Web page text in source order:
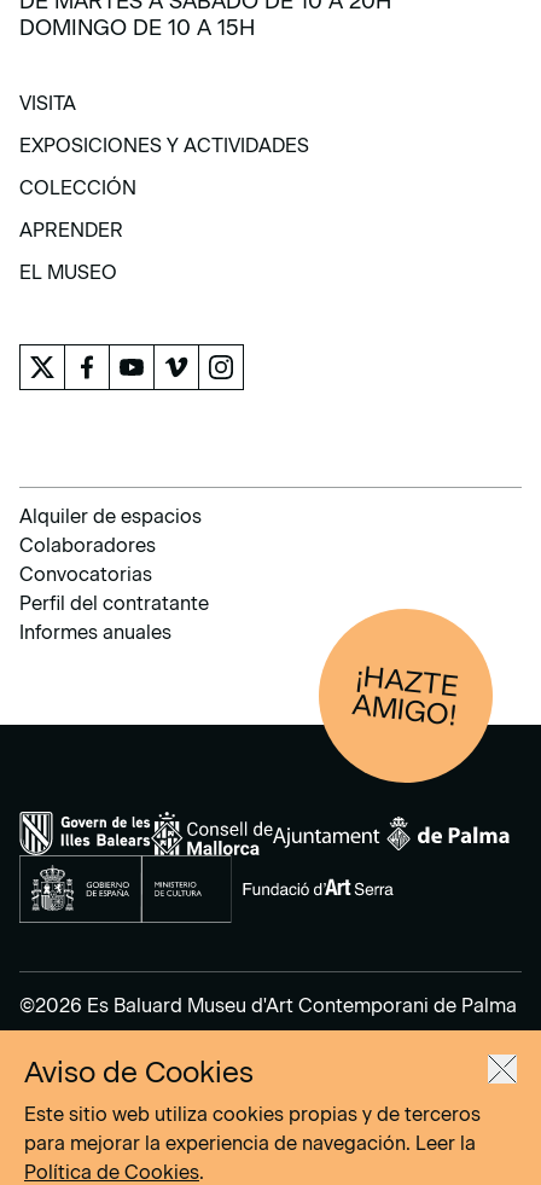
DOMINGO DE 10 A 15H
VISITA
VISITA
EXPOSICIONES Y ACTIVIDADES
EXPOSICIONES Y ACTIVIDADES
COLECCIÓN
COLECCIÓN
APRENDER
APRENDER
EL MUSEO
Alquiler de espacios
Colaboradores
Convocatorias
Perfil del contratante
Informes anuales
¡HAZTE
AM
IGO!
©2026 Es Baluard Museu d'Art Contemporani de Palma
Aviso Legal
Política de Privacidad
Política de cookies
Aviso de Cookies
Este sitio web utiliza cookies propias y de terceros
para mejorar la experiencia de navegación. Leer la
Política de Cookies.